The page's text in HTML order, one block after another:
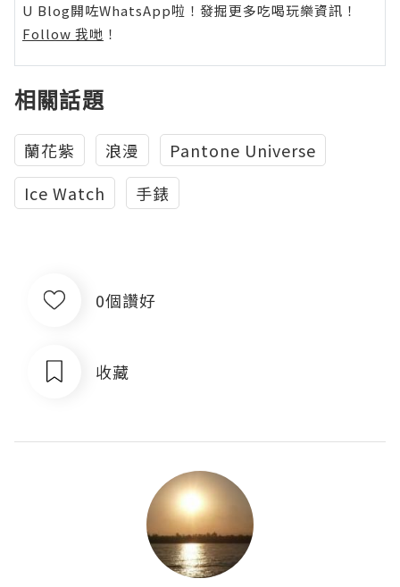
U Blog開咗WhatsApp啦！發掘更多吃喝玩樂資訊！
Follow 我哋 ！
相關話題
蘭花紫 浪漫
Pantone Universe
Ice Watch
手錶
0個讚好
收藏